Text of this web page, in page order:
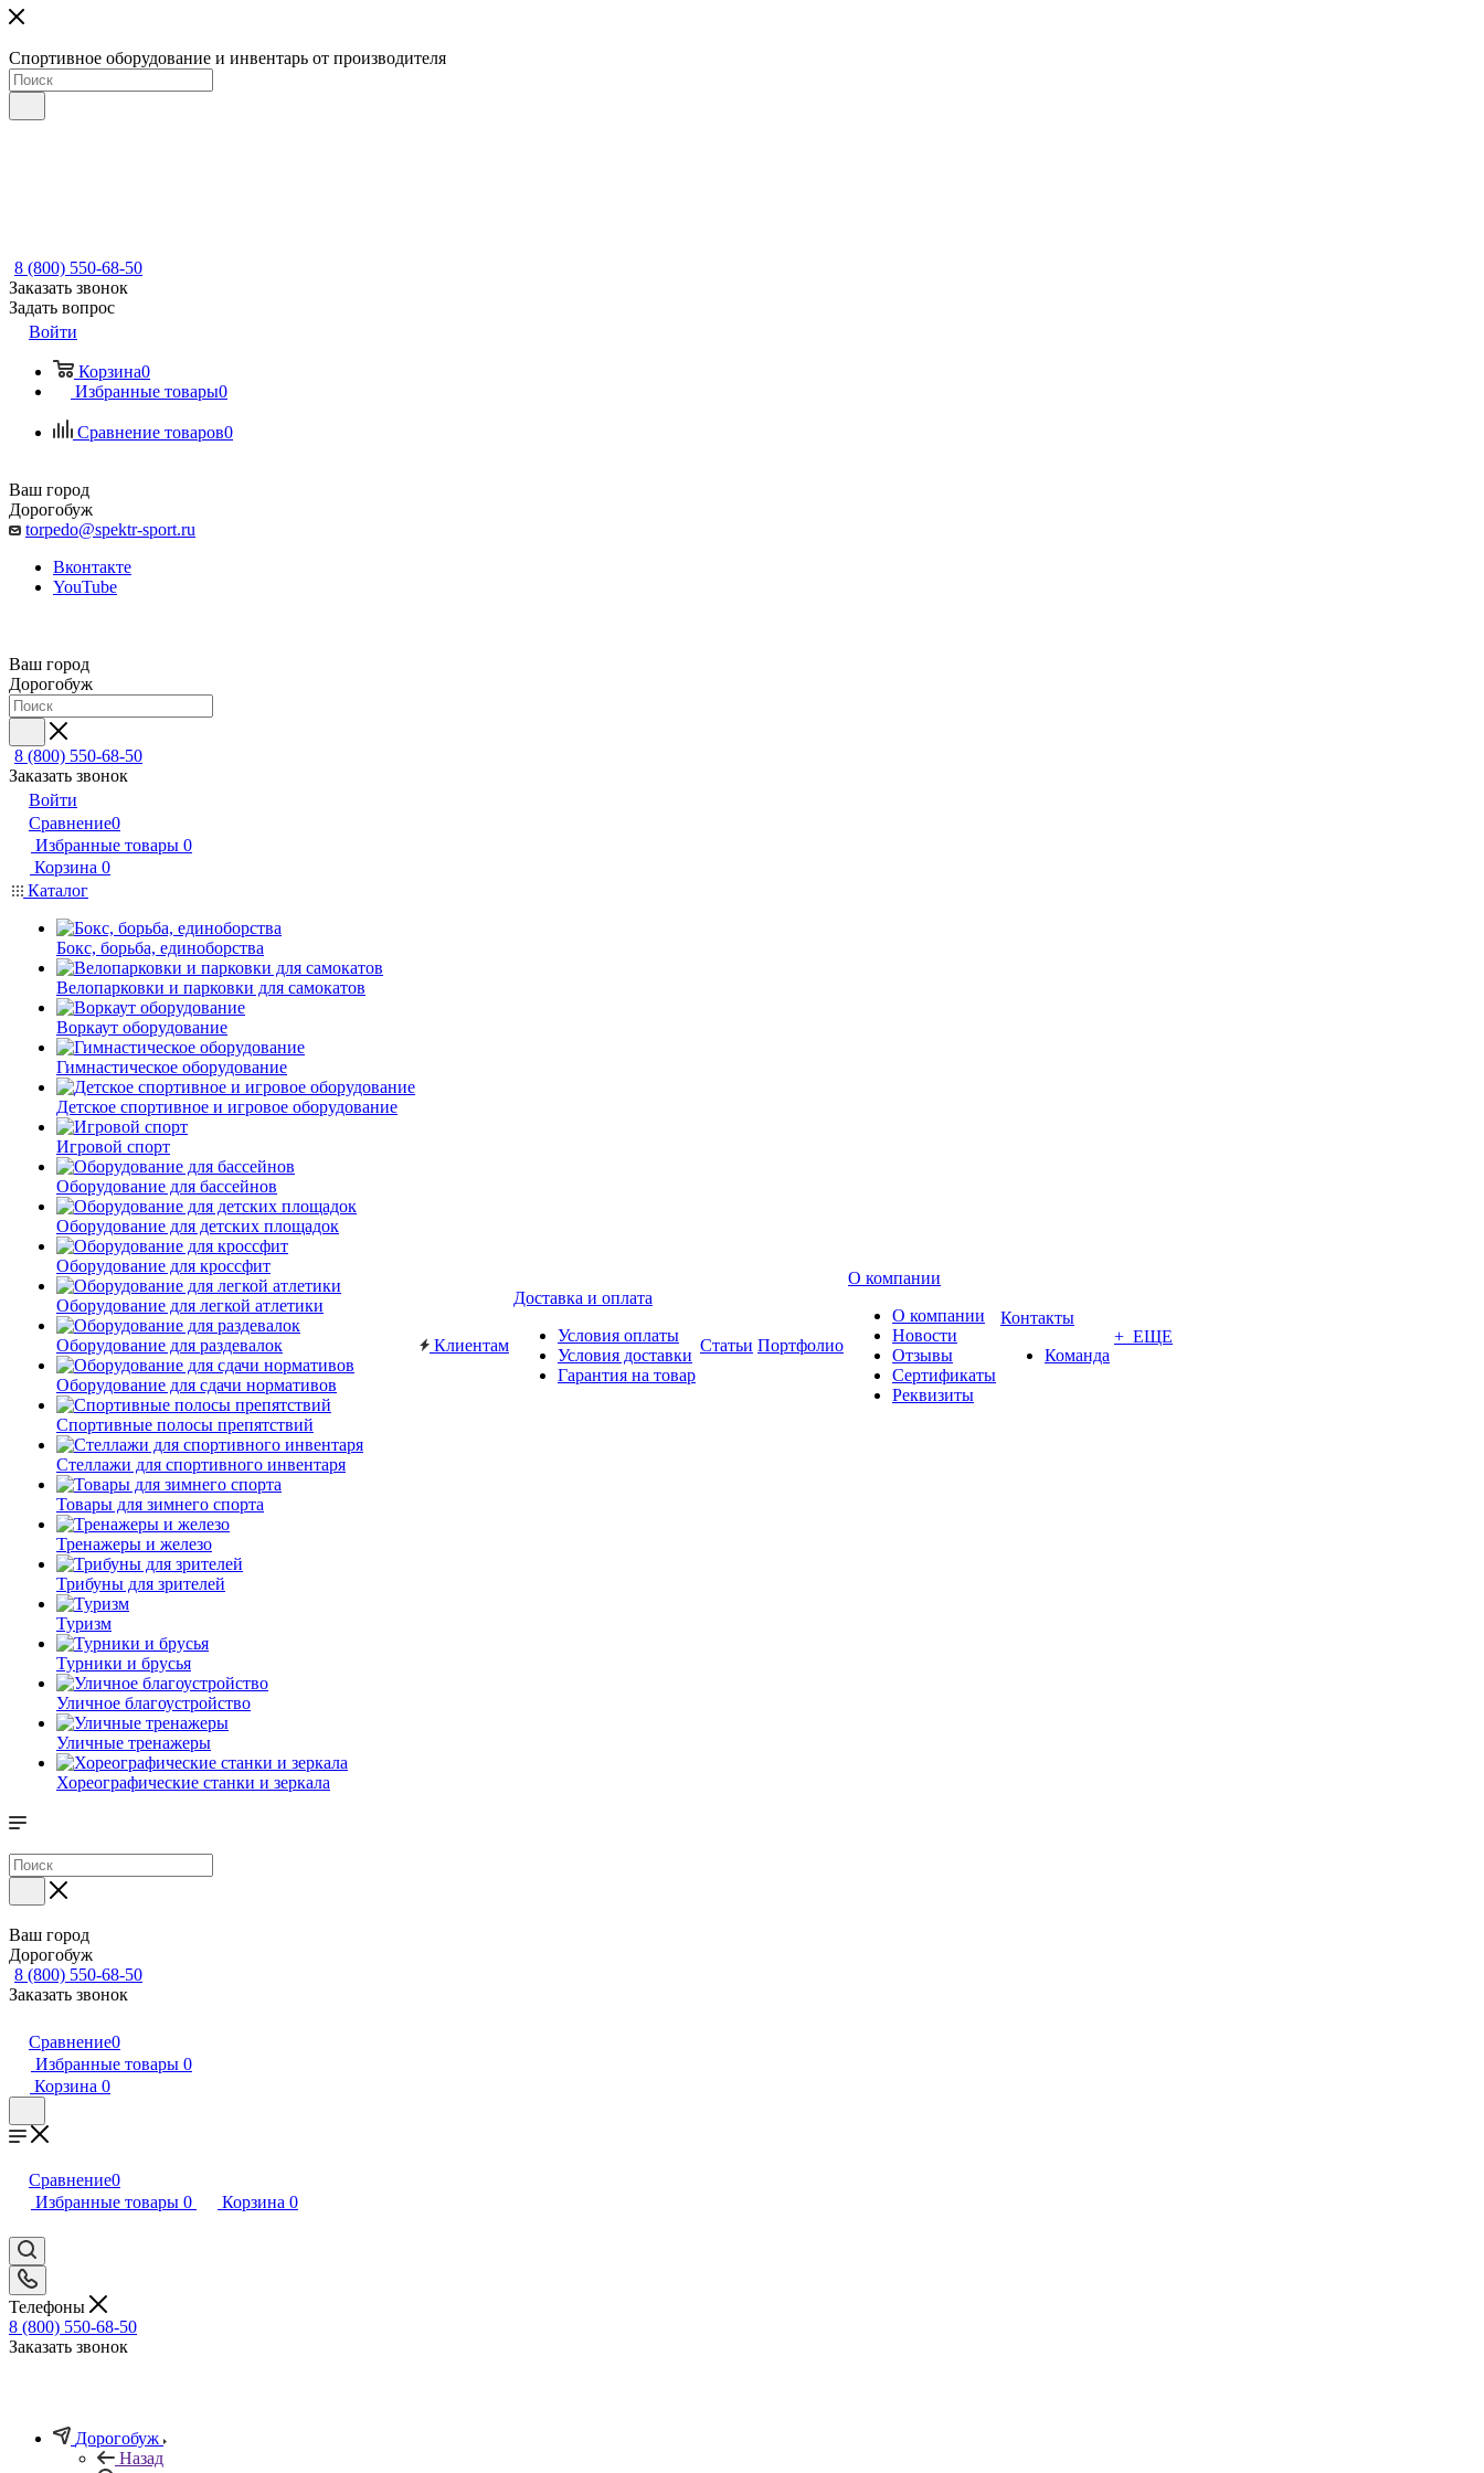
Спортивное оборудование и инвентарь от производителя
8 (800) 550-68-50
Заказать звонок
Задать вопрос
Войти
Корзина0
Избранные товары0
Сравнение товаров0
Ваш город
Дорогобуж
torpedo@spektr-sport.ru
Вконтакте
YouTube
Ваш город
Дорогобуж
8 (800) 550-68-50
Заказать звонок
Войти
Сравнение0
Избранные товары 0
Корзина 0
Каталог
Бокс, борьба, единоборства
Велопарковки и парковки для самокатов
Воркаут оборудование
Гимнастическое оборудование
Детское спортивное и игровое оборудование
Игровой спорт
Оборудование для бассейнов
Оборудование для детских площадок
Оборудование для кроссфит
Оборудование для легкой атлетики
Оборудование для раздевалок
Оборудование для сдачи нормативов
Спортивные полосы препятствий
Стеллажи для спортивного инвентаря
Товары для зимнего спорта
Тренажеры и железо
Трибуны для зрителей
Туризм
Турники и брусья
Уличное благоустройство
Уличные тренажеры
Хореографические станки и зеркала
Клиентам
Доставка и оплата
Условия оплаты
Условия доставки
Гарантия на товар
Статьи Портфолио
О компании
О компании
Новости
Отзывы
Сертификаты
Реквизиты
Контакты
Команда
+ ЕЩЕ
Ваш город
Дорогобуж
8 (800) 550-68-50
Заказать звонок
Сравнение0
Избранные товары 0
Корзина 0
Сравнение0
Избранные товары 0 Корзина 0
Телефоны
8 (800) 550-68-50
Заказать звонок
Дорогобуж
Назад